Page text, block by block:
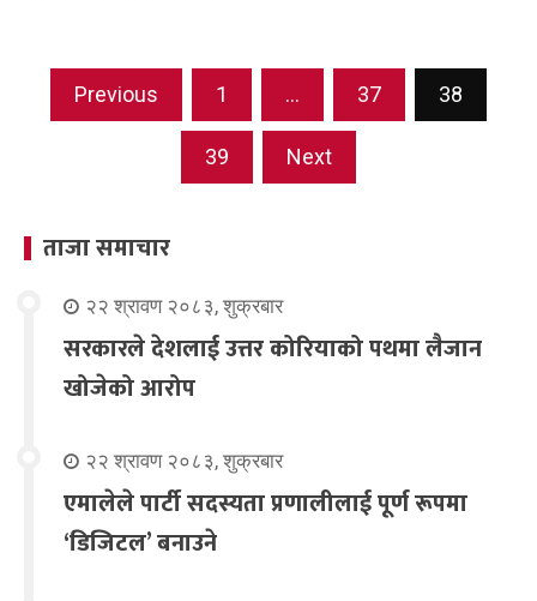
Posts
navigation
Previous 1 … 37 38
39 Next
ताजा समाचार
२२ श्रावण २०८३, शुक्रबार
सरकारले देशलाई उत्तर कोरियाको पथमा लैजान
खोजेको आरोप
२२ श्रावण २०८३, शुक्रबार
एमालेले पार्टी सदस्यता प्रणालीलाई पूर्ण रूपमा
‘डिजिटल’ बनाउने